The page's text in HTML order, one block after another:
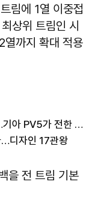
림에 1열 이중접
상위 트림인 시
열까지 확대 적용
"이동 약자의 간절한 바람을 현실로"…기아 PV5가 전한 울림, 1000만뷰 돌파
…디자인 17관왕
을 전 트림 기본